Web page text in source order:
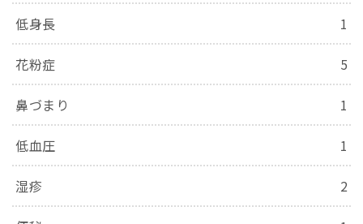
低身長 1
花粉症 5
鼻づまり 1
低血圧 1
湿疹 2